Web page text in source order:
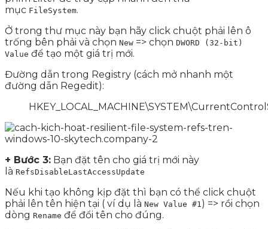
mục FileSystem.
Ở trong thư mục này bạn hãy click chuột phải lên ô
trống bên phải và chọn New => chọn DWORD (32-bit)
Value để tạo một giá trị mới.
Đường dẫn trong Registry (cách mở nhanh một
đường dẫn Regedit):
+ Bước 3: Bạn đặt tên cho giá trị mới này
là RefsDisableLastAccessUpdate
Nếu khi tạo không kịp đặt thì bạn có thể click chuột
phải lên tên hiện tại ( ví dụ là New Value #1 ) => rồi chọn
dòng Rename để đổi tên cho đúng.